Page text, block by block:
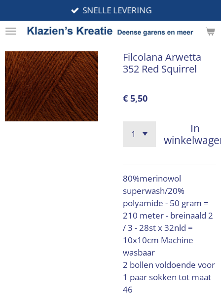
direct
naar
hoofdinhoud
SNELLE LEVERING
Filcolana Arwetta
352 Red Squirrel
€ 5,50
In
80%merinowol
superwash/20%
polyamide - 50 gram =
210 meter - breinaald 2
/ 3 - 28st x 32nld =
10x10cm Machine
wasbaar
2 bollen voldoende voor
1 paar sokken tot maat
46